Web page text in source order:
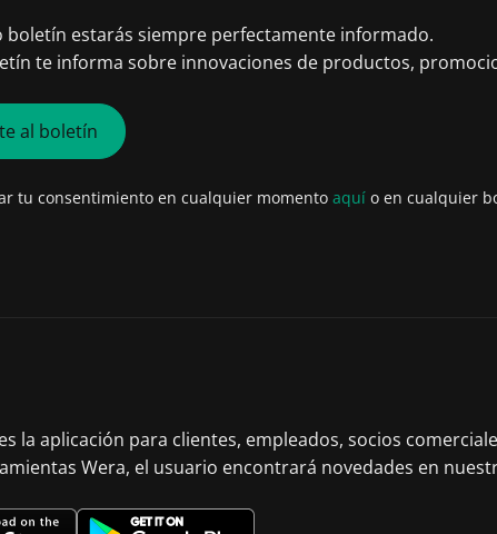
boletín estarás siempre perfectamente informado.
te informa sobre innovaciones de productos,
al boletín
tu consentimiento en cualquier momento aquí o en cualquier
la aplicación para clientes, empleados, socios
Wera, el usuario encontrará novedades en